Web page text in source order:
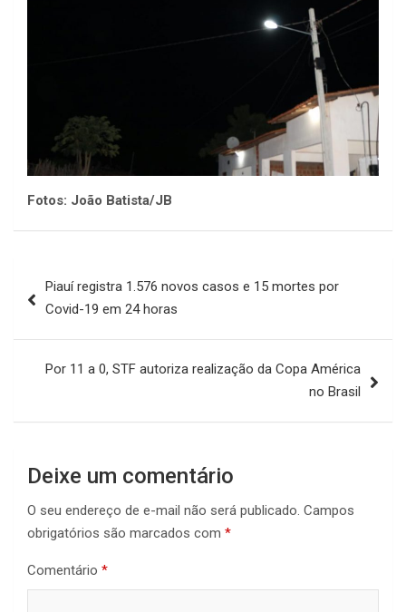
Fotos: João Batista/JB
de
Piauí registra 1.576 novos casos e 15 mortes por
Covid-19 em 24 horas
Por 11 a 0, STF autoriza realização da Copa América
no Brasil
Deixe um comentário
O seu endereço de e-mail não será publicado. Campos
obrigatórios são marcados com *
Comentário *